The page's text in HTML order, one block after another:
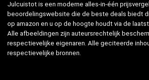
Julcuistot is een moderne alles-in-één
beoordelingswebsite die de beste deals biedt
op amazon en u op de hoogte houdt via de
Alle afbeeldingen zijn auteursrechtelijk
respectievelijke eigenaren. Alle geciteerde
respectievelijke bronnen.